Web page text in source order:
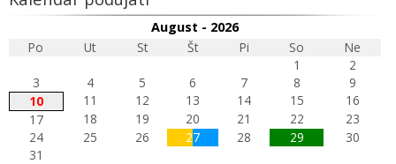
August - 2026
Po
Ut St Št Pi So
Ne
1
2
3
4 5 6 7 8
9
10
11 12 13 14 15
16
17
18 19 20 21 22
23
24
25 26 27 28 29
30
31